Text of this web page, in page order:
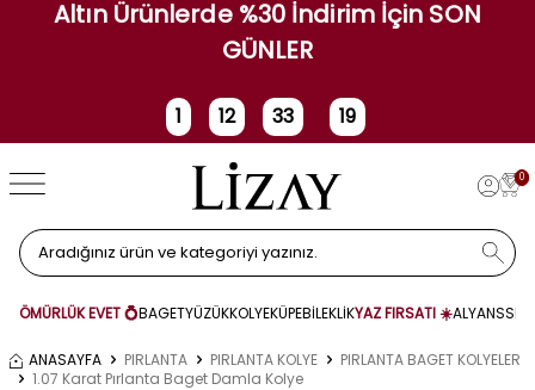
Altın Ürünlerde %30 İndirim İçin SON
GÜNLER
1
Gün
12
Saat
33 18
0
ÖMÜRLÜK EVET 💍BAGETYÜZÜKKOLYEKÜPEBİLEKLİKYAZ FIRSATI ☀️ALYANS
ANASAYFA PIRLANTA PIRLANTA KOLYE
PIRLANTA BAGET KOLYELER
1.07 Karat Pırlanta Baget Damla Kolye